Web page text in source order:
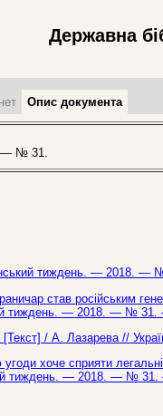
Державна
Опис документа
— № 31.
тиждень. — 2018.
став російським
тиждень. — 2018. — №
[Текст] / А. Лазарева //
хоче сприяти
тиждень. — 2018. — №